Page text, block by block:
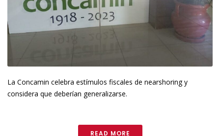
La Concamin celebra estímulos fiscales de nearshoring y
considera que deberían generalizarse.
READ MORE